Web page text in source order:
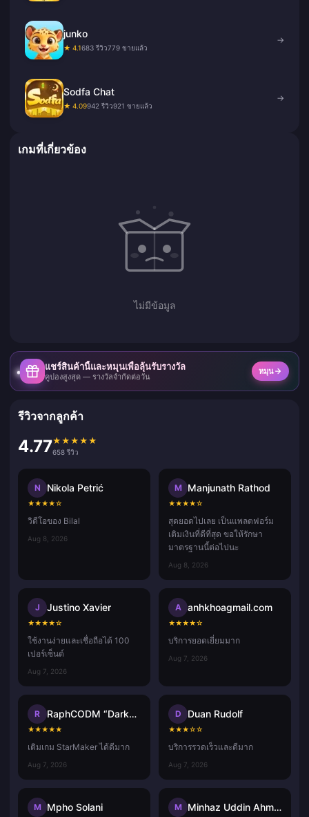
junko
★ 4.1683 รีวิว779 ขายแล้ว
→
Sodfa Chat
★ 4.09942 รีวิว921 ขายแล้ว
→
เกมที่เกี่ยวข้อง
ไม่มีข้อมูล
แชร์สินค้านี้และหมุนเพื่อลุ้นรับรางวัล
คูปองสูงสุด — รางวัลจำกัดต่อวัน
หมุน
รีวิวจากลูกค้า
4.77★ ★ ★ ★ ★
658 รีวิว
N Nikola Petrić
★★★★☆
วิดีโอของ Bilal
Aug 8, 2026
M Manjunath Rathod
★★★★☆
สุดยอดไปเลย เป็นแพลตฟอร์ม
เติมเงินที่ดีที่สุด ขอให้รักษา
มาตรฐานนี้ต่อไปนะ
Aug 8, 2026
J Justino Xavier
★★★★☆
ใช้งานง่ายและเชื่อถือได้ 100
เปอร์เซ็นต์
Aug 7, 2026
A anhkhoagmail.com
★★★★☆
บริการยอดเยี่ยมมาก
Aug 7, 2026
R RaphCODM “Darkninja_Agma.io”
★★★★★
เติมเกม StarMaker ได้ดีมาก
Aug 7, 2026
D Duan Rudolf
★★★☆☆
บริการรวดเร็วและดีมาก
Aug 7, 2026
M Mpho Solani M Minhaz Uddin Ahmed